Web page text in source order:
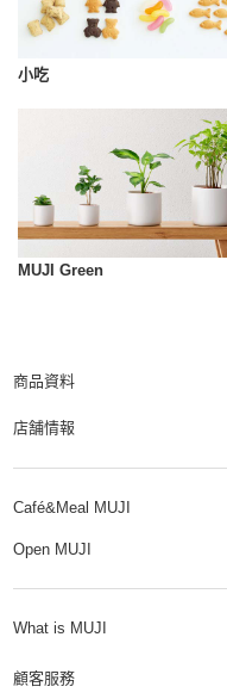
小吃
MUJI Green
商品資料
店舗情報
Café&Meal MUJI
Open MUJI
What is MUJI
顧客服務